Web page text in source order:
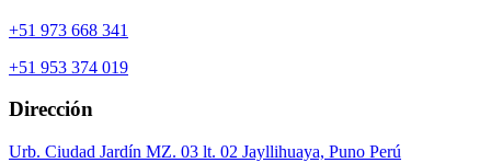
+51 973 668 341
+51 953 374 019
Dirección
Urb. Ciudad Jardín MZ. 03 lt. 02 Jayllihuaya, Puno Perú